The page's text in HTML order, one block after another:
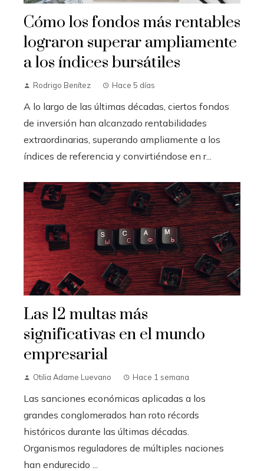
Cómo los fondos más rentables
lograron superar ampliamente
a los índices bursátiles
Rodrigo Benítez Hace 5 días
A lo largo de las últimas décadas, ciertos fondos
de inversión han alcanzado rentabilidades
extraordinarias, superando ampliamente a los
índices de referencia y convirtiéndose en r...
Las 12 multas más
significativas en el mundo
empresarial
Otilia Adame Luevano Hace 1 semana
Las sanciones económicas aplicadas a los
grandes conglomerados han roto récords
históricos durante las últimas décadas.
Organismos reguladores de múltiples naciones
han endurecido ...